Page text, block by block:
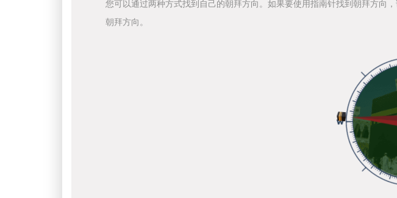
您可以通过两种方式找到自己的朝拜方向。如果要使用指南针找到朝拜方向
朝拜方向。